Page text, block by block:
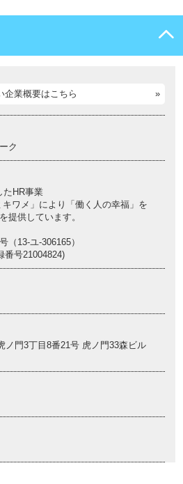
企業概要はこちら
ク
たHR事業
ワメ」により「働く人の幸福」を
提供しています。
（13-ユ-306165）
番号21004824)
ノ門3丁目8番21号 虎ノ門33森ビル